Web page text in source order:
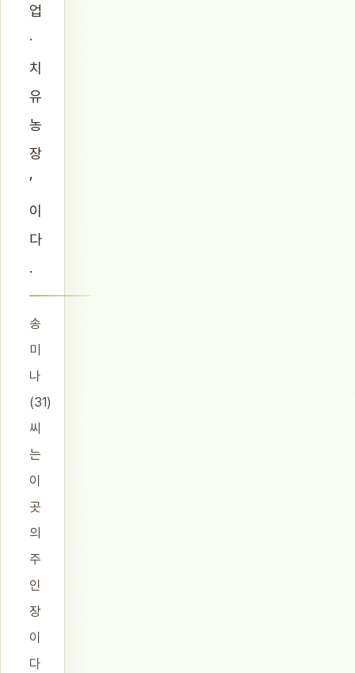
업
·
치
유
농
장
’
이
다
.
송
미
나
(31)
씨
는
이
곳
의
주
인
장
이
다